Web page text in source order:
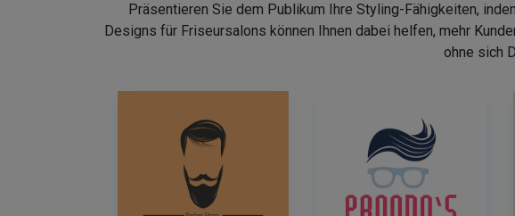
Präsentieren Sie dem Publikum Ihre Styling-Fähigkeiten,
Designs für Friseursalons können Ihnen dabei helfen, mehr
ohne sich